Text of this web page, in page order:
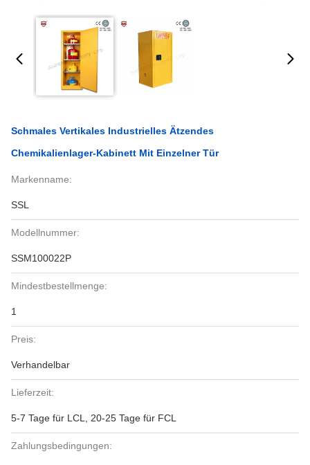
Schmales Vertikales Industrielles Ätzendes
Chemikalienlager-Kabinett Mit Einzelner Tür
Markenname:
SSL
Modellnummer:
SSM100022P
Mindestbestellmenge:
1
Preis:
Verhandelbar
Lieferzeit:
5-7 Tage für LCL, 20-25 Tage für FCL
Zahlungsbedingungen: